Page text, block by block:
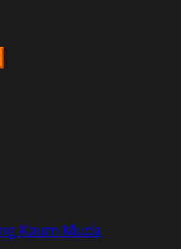
Kaum Muda